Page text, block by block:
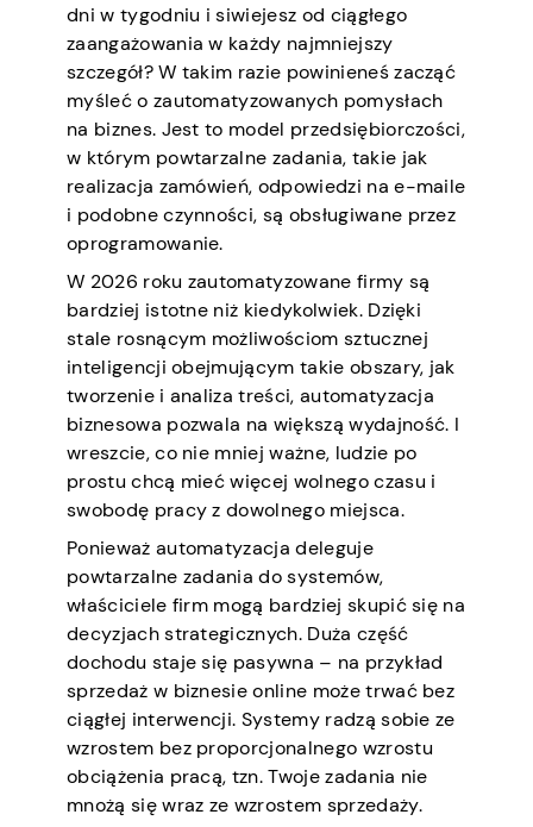
dni w tygodniu i siwiejesz od ciągłego
zaangażowania w każdy najmniejszy
szczegół? W takim razie powinieneś zacząć
myśleć o zautomatyzowanych pomysłach
na biznes. Jest to model przedsiębiorczości,
w którym powtarzalne zadania, takie jak
realizacja zamówień, odpowiedzi na e-maile
i podobne czynności, są obsługiwane przez
oprogramowanie.
W 2026 roku zautomatyzowane firmy są
bardziej istotne niż kiedykolwiek. Dzięki
stale rosnącym możliwościom sztucznej
inteligencji obejmującym takie obszary, jak
tworzenie i analiza treści, automatyzacja
biznesowa pozwala na większą wydajność. I
wreszcie, co nie mniej ważne, ludzie po
prostu chcą mieć więcej wolnego czasu i
swobodę pracy z dowolnego miejsca.
Ponieważ automatyzacja deleguje
powtarzalne zadania do systemów,
właściciele firm mogą bardziej skupić się na
decyzjach strategicznych. Duża część
dochodu staje się pasywna – na przykład
sprzedaż w biznesie online może trwać bez
ciągłej interwencji. Systemy radzą sobie ze
wzrostem bez proporcjonalnego wzrostu
obciążenia pracą, tzn. Twoje zadania nie
mnożą się wraz ze wzrostem sprzedaży.